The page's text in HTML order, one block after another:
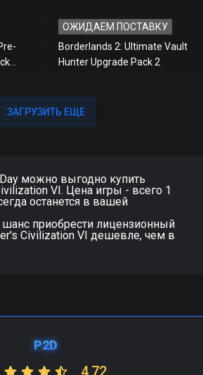
ОЖИДАЕМ ПОСТАВКУ
Borderlands 2: Ultimate Vault
Hunter Upgrade Pack 2
ЗАГРУЗИТЬ ЕЩЕ
ЗАГРУЗИТЬ ЕЩЕ
можно выгодно купить
VI. Цена игры - всего 1
останется в вашей
шанс приобрести лицензионный
Civilization VI дешевле, чем в
P2D
4,72